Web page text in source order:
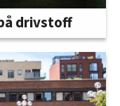
drivstoff